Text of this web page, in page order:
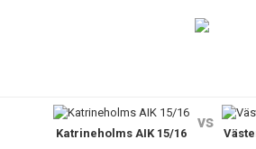
TRUPPENKatrineholms AIK 15/16
vs